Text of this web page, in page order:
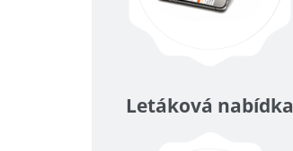
Letáková nabídka